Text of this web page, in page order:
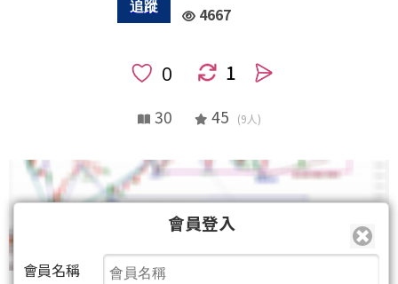
4667
1
30 45 (9人)
會員登入
會員名稱